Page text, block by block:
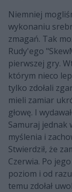
Niemniej
wykonaniu
zmagań. Tak
Rudy'ego
pierwszej gry.
którym nieco
tylko zdołali
mieli zamiar
głowę. I
Samuraj jednak
myślenia i
Stwierdził, że
Czerwia. Po
poziom i od
temu zdołał